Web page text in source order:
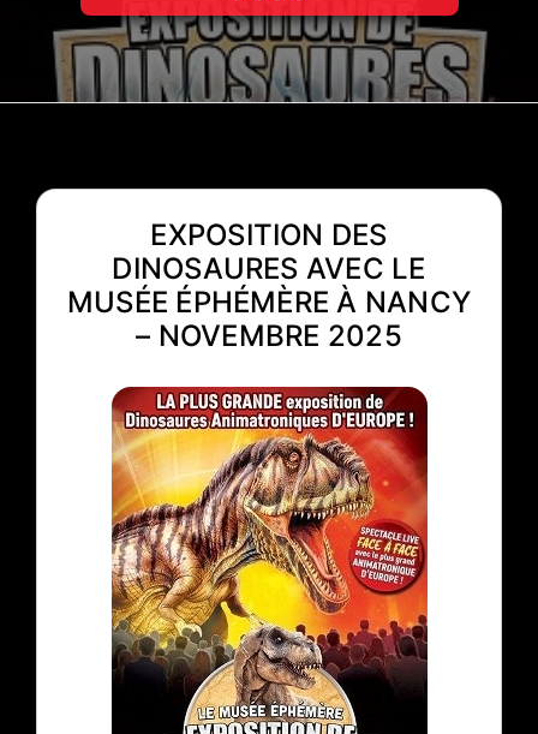
EXPOSITION DES
DINOSAURES AVEC LE
MUSÉE ÉPHÉMÈRE À NANCY
– NOVEMBRE 2025